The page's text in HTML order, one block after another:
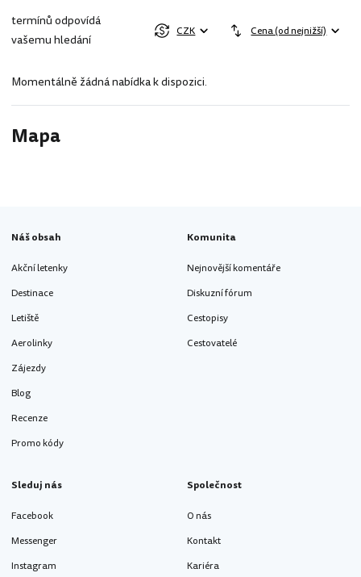
termínů odpovídá
vašemu hledání
CZK Cena (od nejnižší)
Momentálně žádná nabídka k dispozici.
Mapa
Náš obsah
Akční letenky
Destinace
Letiště
Aerolinky
Zájezdy
Blog
Recenze
Promo kódy
Komunita
Nejnovější komentáře
Diskuzní fórum
Cestopisy
Cestovatelé
Sleduj nás
Facebook
Messenger
Instagram
Společnost
O nás
Kontakt
Kariéra